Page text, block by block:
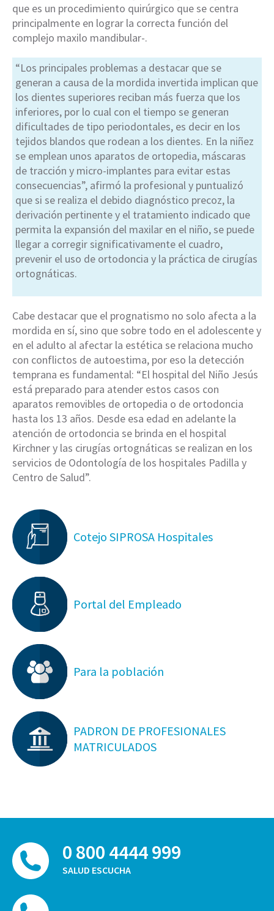
que es un procedimiento quirúrgico que se centra
principalmente en lograr la correcta función del
complejo maxilo mandibular-.
“Los principales problemas a destacar que se
generan a causa de la mordida invertida implican que
los dientes superiores reciban más fuerza que los
inferiores, por lo cual con el tiempo se generan
dificultades de tipo periodontales, es decir en los
tejidos blandos que rodean a los dientes. En la niñez
se emplean unos aparatos de ortopedia, máscaras
de tracción y micro-implantes para evitar estas
consecuencias”, afirmó la profesional y puntualizó
que si se realiza el debido diagnóstico precoz, la
derivación pertinente y el tratamiento indicado que
permita la expansión del maxilar en el niño, se puede
llegar a corregir significativamente el cuadro,
prevenir el uso de ortodoncia y la práctica de cirugías
ortognáticas.
Cabe destacar que el prognatismo no solo afecta a la
mordida en sí, sino que sobre todo en el adolescente y
en el adulto al afectar la estética se relaciona mucho
con conflictos de autoestima, por eso la detección
temprana es fundamental: “El hospital del Niño Jesús
está preparado para atender estos casos con
aparatos removibles de ortopedia o de ortodoncia
hasta los 13 años. Desde esa edad en adelante la
atención de ortodoncia se brinda en el hospital
Kirchner y las cirugías ortognáticas se realizan en los
servicios de Odontología de los hospitales Padilla y
Centro de Salud”.
Cotejo SIPROSA Hospitales
Portal del Empleado
Para la población
PADRON DE PROFESIONALES
MATRICULADOS
0 800 4444 999
SALUD ESCUCHA